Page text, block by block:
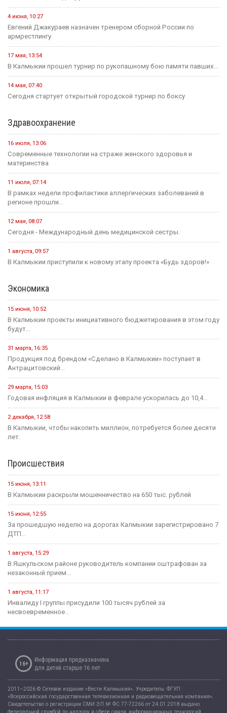
4 июня, 10:27
Евгений Джакураев назначен тренером сборной России по
армрестлингу
17 мая, 13:54
В Калмыкии прошел турнир по рукопашному бою памяти павших...
14 мая, 07:40
Сегодня стартует открытый городской турнир по боксу
Здравоохранение
16 июля, 13:06
Современные технологии на страже женского здоровья и
материнства
11 июля, 07:14
В рамках недели профилактики аллергических заболеваний в
регионе прошли...
12 мая, 08:07
Сегодня - Международный день медицинской сестры.
1 августа, 09:57
В Калмыкии приступили к новому этапу проекта «Будь здоров!»
Экономика
15 июня, 10:52
В Калмыкии проекты инициативного бюджетирования в этом году
будут...
31 марта, 16:35
Продукция под брендом «Сделано в Калмыкии» поступает в
Антрацитовский...
29 марта, 15:03
Годовая инфляция в Калмыкии в феврале ускорилась до 10,4...
2 декабря, 12:58
В Калмыкии, чтобы накопить миллион, потребуется более десяти
лет.
Происшествия
15 июня, 13:11
В Калмыкии раскрыли мошенничество на 650 тыс. рублей
15 июня, 12:55
За прошедшую неделю на дорогах Калмыкии зарегистрировано 7
ДТП...
1 августа, 15:29
В Яшкульском районе руководитель компании оштрафован за
незаконный прием...
1 августа, 11:17
Инвалиду I группы присудили 100 тысяч рублей за
несвоевременное...
16+
Информация предназначена
для детей старше 16 лет
2011–2026 © Сетевое издание «Вести Калмыкия». Учредитель: ФГУП
«Всероссийская государственная телевизионная и радиовещательная компания».
Свидетельство о регистрации СМИ ЭЛ № ФС 77-72266 от 24.01.2018 выдано